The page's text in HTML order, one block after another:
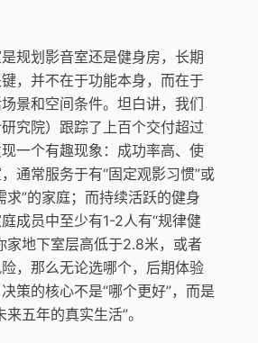
规划影音室还是健身房，长期
，并不在于功能本身，而在于
景和空间条件。坦白讲，我们
研究院）跟踪了上百个交付超过
一个有趣现象：成功率高、使
通常服务于有“固定观影习惯”或
求”的家庭；而持续活跃的健身
成员中至少有1-2人有“规律健
家地下室层高低于2.8米，或者
，那么无论选哪个，后期体验
策的核心不是“哪个更好”，而是
五年的真实生活”。